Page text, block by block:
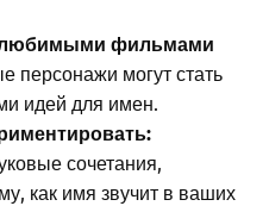
любимыми фильмами
персонажи могут стать
идей для имен.
сочетания,
как имя звучит в ваших